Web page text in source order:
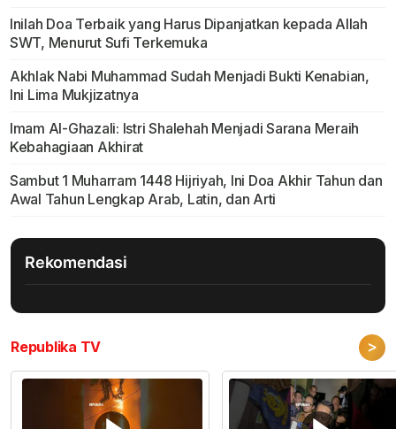
Inilah Doa Terbaik yang Harus Dipanjatkan kepada Allah
SWT, Menurut Sufi Terkemuka
Akhlak Nabi Muhammad Sudah Menjadi Bukti Kenabian,
Ini Lima Mukjizatnya
Imam Al-Ghazali: Istri Shalehah Menjadi Sarana Meraih
Kebahagiaan Akhirat
Sambut 1 Muharram 1448 Hijriyah, Ini Doa Akhir Tahun dan
Awal Tahun Lengkap Arab, Latin, dan Arti
Rekomendasi
Republika TV >